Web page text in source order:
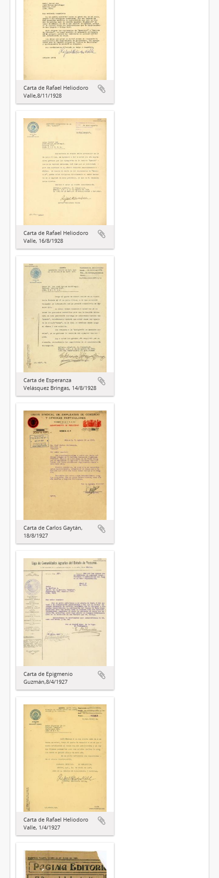
Carta de Rafael Heliodoro
Valle,8/11/1928
Carta de Rafael Heliodoro
Valle, 16/8/1928
Carta de Esperanza
Velásquez Bringas, 14/8/1928
Carta de Carlos Gaytán,
18/8/1927
Carta de Epigmenio
Guzmán,8/4/1927
Carta de Rafael Heliodoro
Valle, 1/4/1927